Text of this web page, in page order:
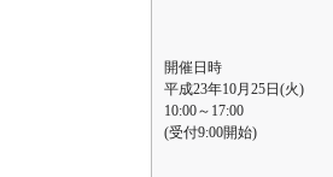
開催日時
平成23年10月25日(火)
10:00～17:00
(受付9:00開始)